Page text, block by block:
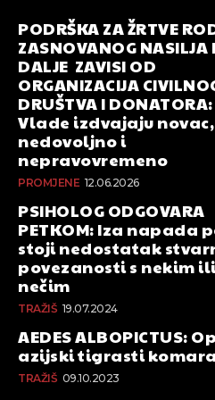
PODRŠKA ZA ŽRTVE
ZASNOVANOG NASILJA I
DALJE ZAVISI OD
ORGANIZACIJA
DRUŠTVA I DONATORA:
Vlade izdvajaju
nedovoljno i
nepravovremeno
PROMJENE 12.06.2026
PSIHOLOG ODGOVARA
PETKOM: Iza napada
stoji nedostatak
povezanosti s nekim
nečim
TRAŽIŠ 19.07.2024
AEDES ALBOPICTUS:
azijski tigrasti
TRAŽIŠ 09.10.2023